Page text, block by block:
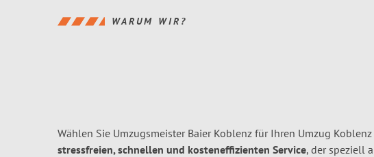
WARUM WIR?
Wählen Sie Umzugsmeister Baier Koblenz für Ihren Umzug
stressfreien, schnellen und kosteneffizienten Service, der speziell